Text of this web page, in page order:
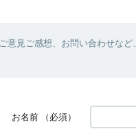
意見ご感想、お問い合わせな
お名前 （必須）